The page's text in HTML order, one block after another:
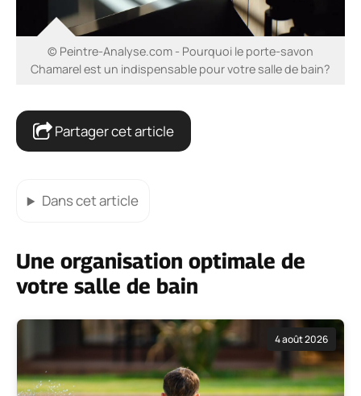
© Peintre-Analyse.com - Pourquoi le porte-savon
Chamarel est un indispensable pour votre salle de bain?
Partager cet article
Dans cet article
Une organisation optimale de
votre salle de bain
4 août 2026